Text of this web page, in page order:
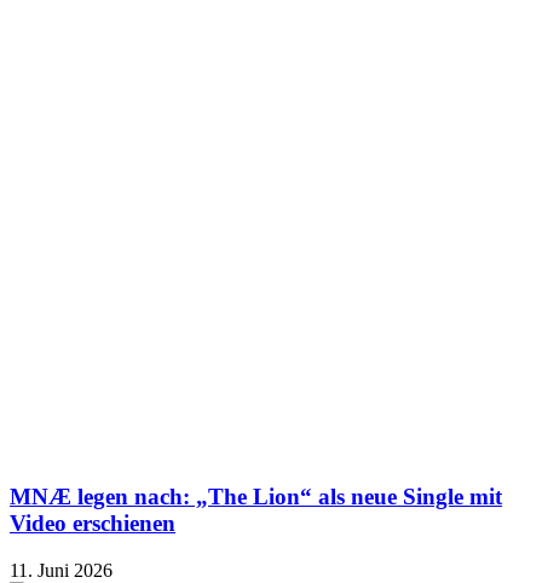
MNÆ legen nach: „The Lion“ als neue Single mit
Video erschienen
11. Juni 2026